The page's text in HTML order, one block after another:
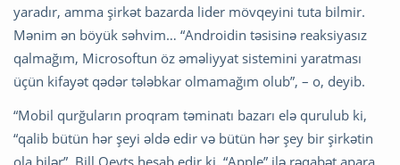
yaradır, amma şirkət bazarda lider mövqeyini tuta bilmir.
Mənim ən böyük səhvim… “Androidin təsisinə reaksiyasız
qalmağım, Microsoftun öz əməliyyat sistemini yaratması
üçün kifayət qədər tələbkar olmamağım olub”, – o, deyib.
“Mobil qurğuların proqram təminatı bazarı elə qurulub ki,
“qalib bütün hər şeyi əldə edir və bütün hər şey bir şirkətin
ola bilər”. Bill Qeyts hesab edir ki, “Apple” ilə rəqabət apara